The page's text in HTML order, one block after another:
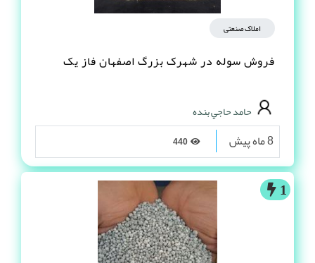
املاک صنعتی
فروش سوله در شهرک بزرگ اصفهان فاز یک
حامد حاجي بنده
8 ماه پیش
1